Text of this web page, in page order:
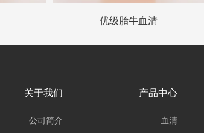
优级胎牛血清
关于我们
公司简介
产品中心
血清